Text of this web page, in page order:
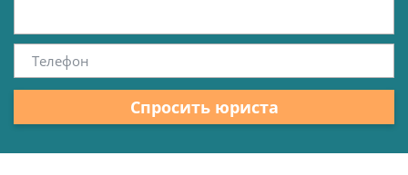
Спросить юриста